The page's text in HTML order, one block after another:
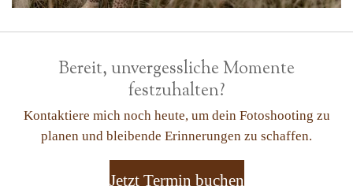
Bereit, unvergessliche Momente
festzuhalten?
Kontaktiere mich noch heute, um dein Fotoshooting zu
planen und bleibende Erinnerungen zu schaffen.
Jetzt Termin buchen